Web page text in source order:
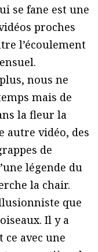
se fane est une
proches
l’écoulement
nous ne
mais de
la fleur la
autre vidéo, des
de
légende du
la chair.
que
Il y a
avec une